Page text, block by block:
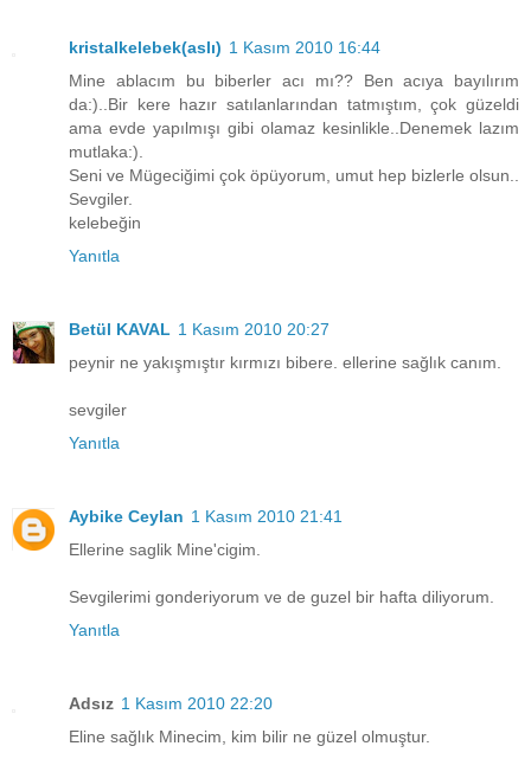
kristalkelebek(aslı) 1 Kasım 2010 16:44
Mine ablacım bu biberler acı mı?? Ben acıya bayılırım
da:)..Bir kere hazır satılanlarından tatmıştım, çok güzeldi
ama evde yapılmışı gibi olamaz kesinlikle..Denemek lazım
mutlaka:).
Seni ve Mügeciğimi çok öpüyorum, umut hep bizlerle olsun..
Sevgiler.
kelebeğin
Yanıtla
Betül KAVAL 1 Kasım 2010 20:27
peynir ne yakışmıştır kırmızı bibere. ellerine sağlık canım.
sevgiler
Yanıtla
Aybike Ceylan 1 Kasım 2010 21:41
Ellerine saglik Mine'cigim.
Sevgilerimi gonderiyorum ve de guzel bir hafta diliyorum.
Yanıtla
Adsız 1 Kasım 2010 22:20
Eline sağlık Minecim, kim bilir ne güzel olmuştur.